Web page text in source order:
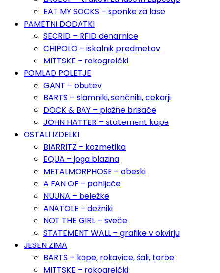
EAT MY SOCKS – sponke za lase
PAMETNI DODATKI
SECRID – RFID denarnice
CHIPOLO – iskalnik predmetov
MITTSKE – rokogrelčki
POMLAD POLETJE
GANT – obutev
BARTS – slamniki, senčniki, cekarji
DOCK & BAY – plažne brisače
JOHN HATTER – statement kape
OSTALI IZDELKI
BIARRITZ – kozmetika
EQUA – joga blazina
METALMORPHOSE – obeski
A FAN OF – pahljače
NUUNA – beležke
ANATOLE – dežniki
NOT THE GIRL – sveče
STATEMENT WALL – grafike v okvirju
JESEN ZIMA
BARTS – kape, rokavice, šali, torbe
MITTSKE – rokogrelčki